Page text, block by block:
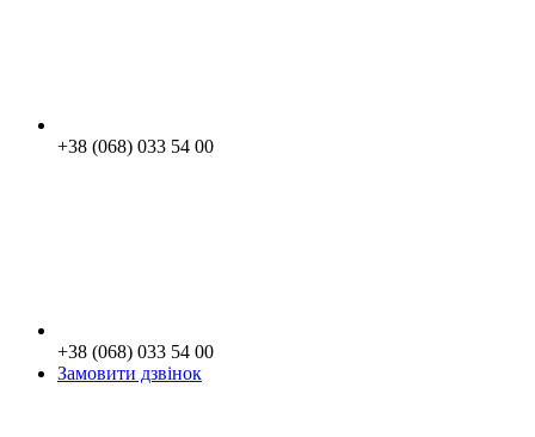
+38 (068) 033 54 00
+38 (068) 033 54 00
Замовити дзвінок